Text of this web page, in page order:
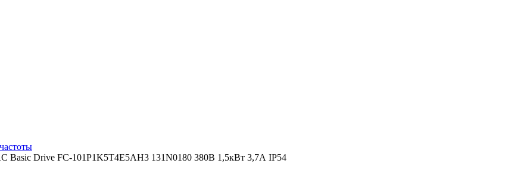
Basic Drive FC-101P1K5T4E5АH3 131N0180 380В 1,5кВт 3,7А IP54